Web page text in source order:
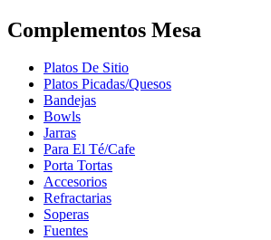
Complementos Mesa
Platos De Sitio
Platos Picadas/Quesos
Bandejas
Bowls
Jarras
Para El Té/Cafe
Porta Tortas
Accesorios
Refractarias
Soperas
Fuentes